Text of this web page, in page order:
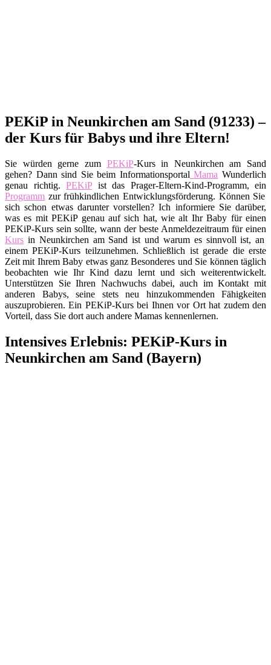
PEKiP in Neunkirchen am Sand (91233) –
der Kurs für Babys und ihre Eltern!
Sie würden gerne zum PEKiP-Kurs in Neunkirchen am Sand
gehen? Dann sind Sie beim Informationsportal Mama Wunderlich
genau richtig. PEKiPist das Prager-Eltern-Kind-Programm, ein
Programm zur frühkindlichen Entwicklungsförderung. Können Sie
sich schon etwas darunter vorstellen? Ich informiere Sie darüber,
was es mit PEKiP genau auf sich hat, wie alt Ihr Baby für einen
PEKiP-Kurs sein sollte, wann der beste Anmeldezeitraum für einen
Kurs in Neunkirchen am Sand ist und warum es sinnvoll ist, an
einem PEKiP-Kurs teilzunehmen. Schließlich ist gerade die erste
Zeit mit Ihrem Baby etwas ganz Besonderes und Sie können täglich
beobachten wie Ihr Kind dazu lernt und sich weiterentwickelt.
Unterstützen Sie Ihren Nachwuchs dabei, auch im Kontakt mit
anderen Babys, seine stets neu hinzukommenden Fähigkeiten
auszuprobieren. Ein PEKiP-Kurs bei Ihnen vor Ort hat zudem den
Vorteil, dass Sie dort auch andere Mamas kennenlernen.
Intensives Erlebnis: PEKiP-Kurs in
Neunkirchen am Sand (Bayern)